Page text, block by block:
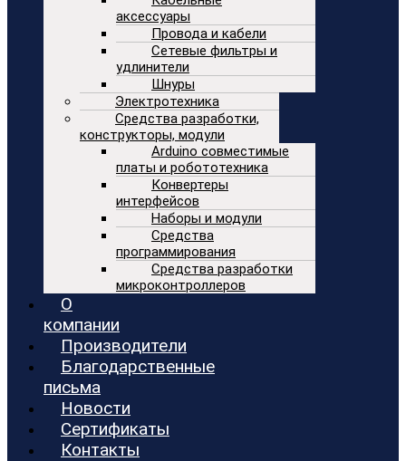
аксессуары
Провода и кабели
Сетевые фильтры и
удлинители
Шнуры
Электротехника
Средства разработки,
конструкторы, модули
Arduino совместимые
платы и робототехника
Конвертеры
интерфейсов
Наборы и модули
Средства
программирования
Средства разработки
микроконтроллеров
О
компании
Производители
Благодарственные
письма
Новости
Сертификаты
Контакты